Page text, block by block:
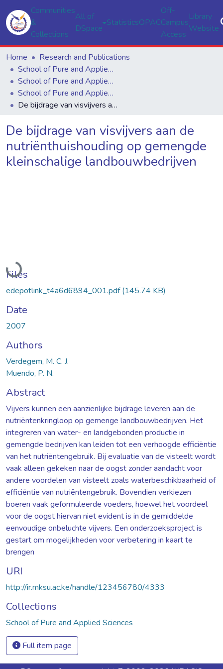
Communities
&
Collections
All of
DSpace
StatisticsOPAC
Off-
Campus
Access
Library
Website
Home
Research and Publications
School of Pure and Applied Sciences
School of Pure and Applied Sciences
School of Pure and Applied Sciences
De bijdrage van visvijvers aan de nutriënthuishouding op gemengde kleinschalige landbouwbedrijven
De bijdrage van visvijvers aan de
nutriënthuishouding op gemengde
kleinschalige landbouwbedrijven
Loading...
Files
edepotlink_t4a6d6894_001.pdf(145.74 KB)
Date
2007
Authors
Verdegem, M. C. J.
Muendo, P. N.
Abstract
Vijvers kunnen een aanzienlijke bijdrage leveren aan de
nutriëntenkringloop op gemenge landbouwbedrijven. Het
integreren van water- en landgebonden productie in
gemengde bedrijven kan leiden tot een verhoogde efficiëntie
van het nutriëntengebruik. Bij evaluatie van de visteelt wordt
vaak alleen gekeken naar de oogst zonder aandacht voor
andere voordelen van visteelt zoals waterbeschikbaarheid of
efficiëntie van nutriëntengebruik. Bovendien verkiezen
boeren vaak geformuleerde voeders, hoewel het voordeel
voor de oogst hiervan niet evident is in de gemiddelde
eenvoudige onbeluchte vijvers. Een onderzoeksproject is
gestart om mogelijkheden voor verbetering in kaart te
brengen
URI
http://ir.mksu.ac.ke/handle/123456780/4333
Collections
School of Pure and Applied Sciences
Full item page